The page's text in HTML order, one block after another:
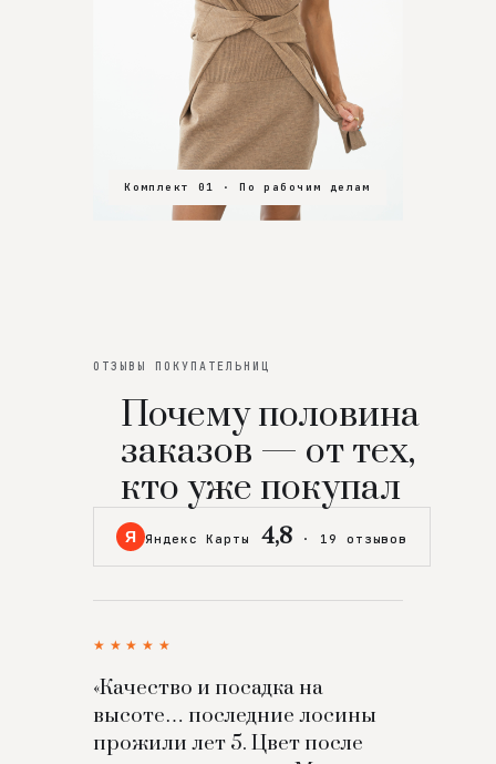
Комплект 01 · По рабочим делам
Комплект 02 · В зал
Комплект 03 · На особенный вечер
ОТЗЫВЫ ПОКУПАТЕЛЬНИЦ
Почему половина
заказов — от тех,
кто уже покупал
Я Яндекс Карты 4,8 · 19 отзывов
★★★★★
«Качество и посадка на
высоте… последние лосины
прожили лет 5. Цвет после